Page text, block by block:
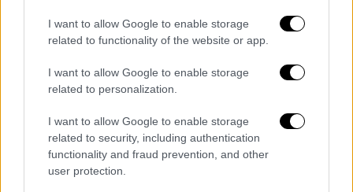
I want to allow Google to enable storage
related to functionality of the website or app.
I want to allow Google to enable storage
related to personalization.
I want to allow Google to enable storage
related to security, including authentication
functionality and fraud prevention, and other
user protection.
Σύμφωνα με τη Ματίνα Παγώνη που μίλησε
στην ΕΡΤ τα στοιχεία στη Βόρεια Ελλάδα
όσον αφορά την πληρότητα στις ΜΕΘ είναι
100%. «Στην Αθήνα βρισκόμαστε σε
ποσοστό στην κάλυψη των ΜΕΘ και οι
επόμενοι μήνες αν ο κόσμος δεν πάει να
εμβολιαστεί και να φτιάξουμε το τείχος